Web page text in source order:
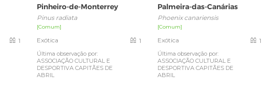
1
Pinheiro-de-Monterrey
Pinus radiata
[Comum]
Exótica
Última observação por:
ASSOCIAÇÃO CULTURAL E
DESPORTIVA CAPITÃES DE
ABRIL
1
Palmeira-das-Canárias
Phoenix canariensis
[Comum]
Exótica
Última observação por:
ASSOCIAÇÃO CULTURAL E
DESPORTIVA CAPITÃES DE
ABRIL
1